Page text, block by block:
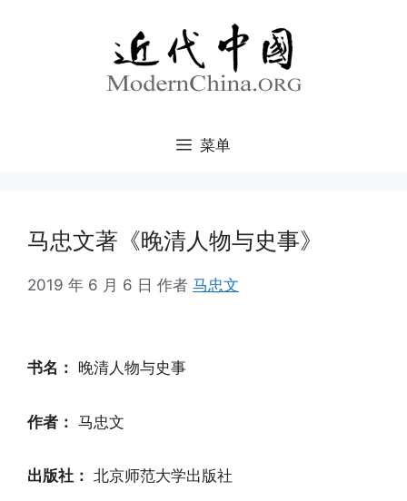
菜单
马忠文著《晚清人物与史事》
2019 年 6 月 6 日 作者 马忠文
书名： 晚清人物与史事
作者： 马忠文
出版社： 北京师范大学出版社